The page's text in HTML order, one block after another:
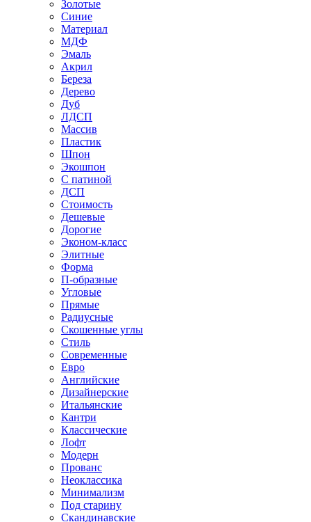
Золотые
Синие
Материал
МДФ
Эмаль
Акрил
Береза
Дерево
Дуб
ЛДСП
Массив
Пластик
Шпон
Экошпон
С патиной
ДСП
Стоимость
Дешевые
Дорогие
Эконом-класс
Элитные
Форма
П-образные
Угловые
Прямые
Радиусные
Скошенные углы
Стиль
Современные
Евро
Английские
Дизайнерские
Итальянские
Кантри
Классические
Лофт
Модерн
Прованс
Неоклассика
Минимализм
Под старину
Скандинавские